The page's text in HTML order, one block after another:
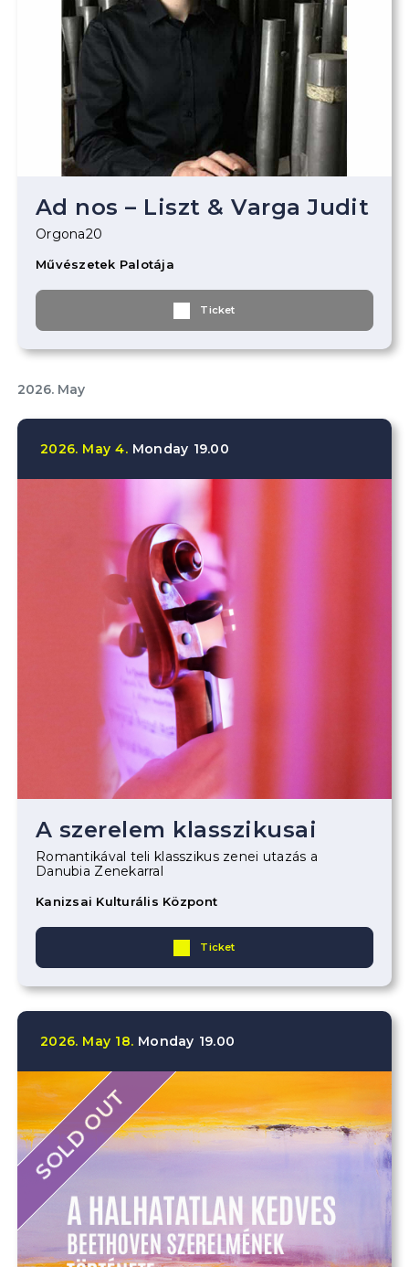
Ad nos – Liszt & Varga Judit
Orgona20
Művészetek Palotája
Ticket
2026. May
2026. May 4. Monday 19.00
A szerelem klasszikusai
Romantikával teli klasszikus zenei utazás a
Danubia Zenekarral
Kanizsai Kulturális Központ
Ticket
2026. May 18. Monday 19.00
SOLD OUT